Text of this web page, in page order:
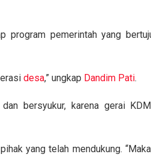
program pemerintah yang
desa,” ungkap Dandim Pati.
bersyukur, karena gerai
yang telah mendukung.